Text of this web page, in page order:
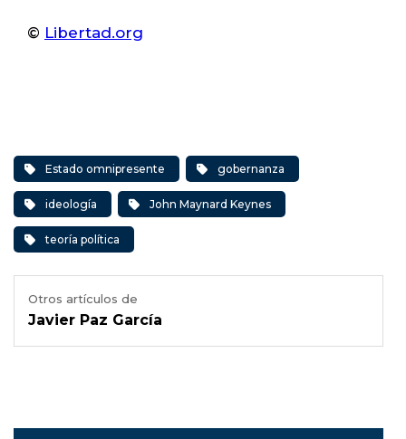
© Libertad.org
Estado omnipresente gobernanza
ideología John Maynard Keynes
teoría política
Otros artículos de
Javier Paz García